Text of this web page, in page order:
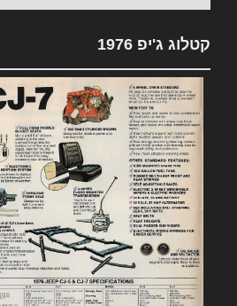
קטלוג ג'יפ 1976